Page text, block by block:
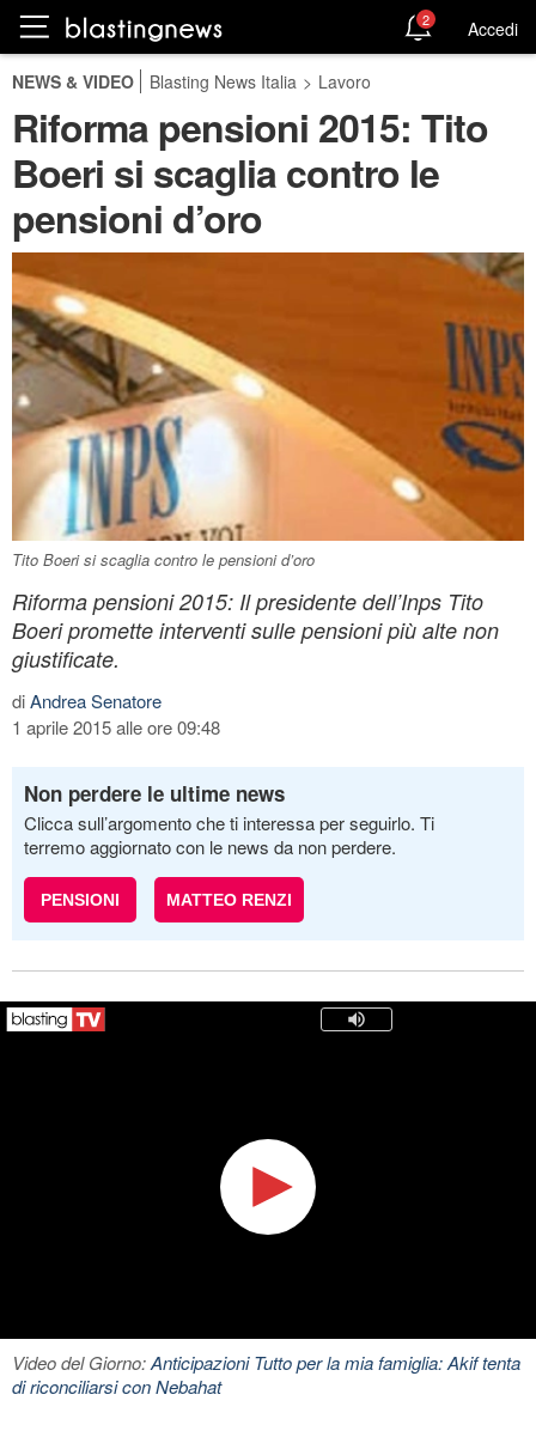
2 Accedi
NEWS & VIDEO Blasting News Italia > Lavoro
Riforma pensioni 2015: Tito
Boeri si scaglia contro le
pensioni d’oro
Tito Boeri si scaglia contro le pensioni d’oro
Riforma pensioni 2015: Il presidente dell’Inps Tito
Boeri promette interventi sulle pensioni più alte non
giustificate.
diAndrea Senatore
1 aprile 2015 alle ore 09:48
Non perdere le ultime news
Clicca sull’argomento che ti interessa per seguirlo. Ti
terremo aggiornato con le news da non perdere.
PENSIONI MATTEO RENZI
Video del Giorno:Anticipazioni Tutto per la mia famiglia: Akif tenta
di riconciliarsi con Nebahat